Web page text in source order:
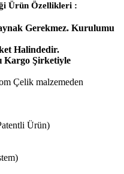
Ürün Özellikleri :
Gerekmez. Kurulumu
Halindedir.
Kargo Şirketiyle
Çelik malzemeden
Ürün)